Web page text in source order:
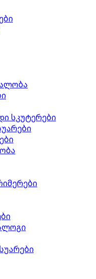
სკუტერები